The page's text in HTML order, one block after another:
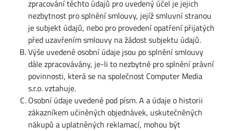
zpracování těchto údajů pro uvedený účel je jejich
nezbytnost pro splnění smlouvy, jejíž smluvní stranou
je subjekt údajů, nebo pro provedení opatření přijatých
před uzavřením smlouvy na žádost subjektu údajů.
Výše uvedené osobní údaje jsou po splnění smlouvy
dále zpracovávány, je-li to nezbytné pro splnění právní
povinnosti, která se na společnost Computer Media
s.r.o. vztahuje.
Osobní údaje uvedené pod písm. A a údaje o historii
zákazníkem učiněných objednávek, uskutečněných
nákupů a uplatněných reklamací, mohou být